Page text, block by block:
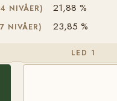
NIVÅER) 21,88 %
NIVÅER) 23,85 %
LED 1